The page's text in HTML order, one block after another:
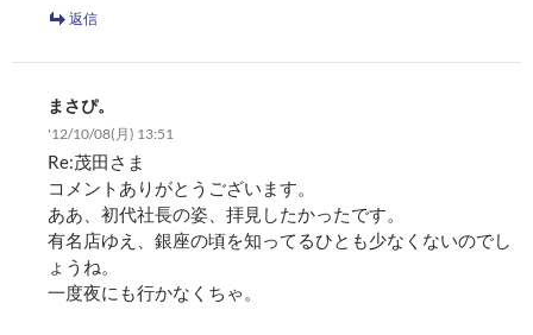
返信
まさぴ。
'12/10/08(月) 13:51
Re:茂田さま
コメントありがとうございます。
ああ、初代社長の姿、拝見したかったです。
有名店ゆえ、銀座の頃を知ってるひとも少なくないのでし
ょうね。
一度夜にも行かなくちゃ。